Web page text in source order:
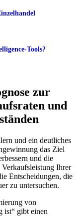
Tools?
zur
und
und ein deutliches
das Ziel
und die
Ihrer
Entscheidungen, die
zu untersuchen.
von
ist“ gibt einen